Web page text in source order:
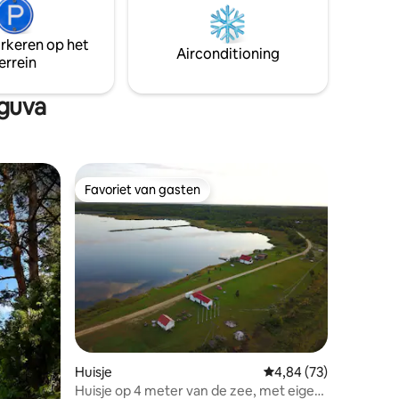
aan
bij de
is een leuke pub "Anni Pubi" geopend in
uitgeruste Coop-winkel 300m 4 min.
op het
Airconditioning
Favoriet van gasten
Favoriet van gasten
Huisje Gemiddelde
4,84 (73)
Huisje op 4 meter van de zee, met eigen